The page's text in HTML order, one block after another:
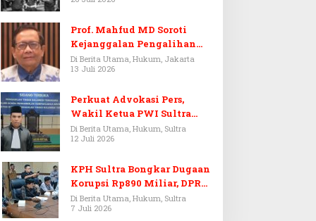
Prof. Mahfud MD Soroti
Kejanggalan Pengalihan
Penyelidikan Tersangka
Febrie Adriansyah
Di Berita Utama, Hukum, Jakarta
13 Juli 2026
Perkuat Advokasi Pers,
Wakil Ketua PWI Sultra
Resmi Dilantik Menjadi
Advokat PERADI
Di Berita Utama, Hukum, Sultra
12 Juli 2026
KPH Sultra Bongkar Dugaan
Korupsi Rp890 Miliar, DPRD
Sultra Gelar RDP
Di Berita Utama, Hukum, Sultra
7 Juli 2026